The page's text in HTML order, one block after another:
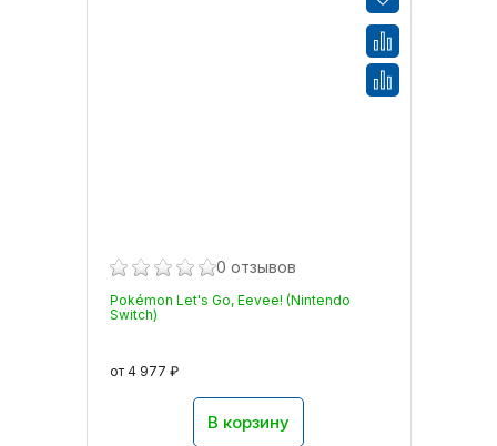
0 отзывов
Pokémon Let's Go, Eevee! (Nintendo
Switch)
от 4 977 ₽
В корзину